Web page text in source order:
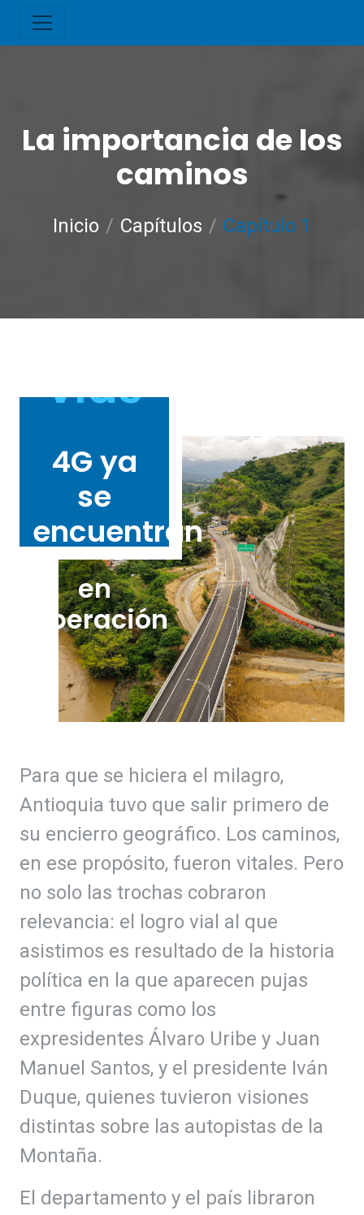
La importancia de los
caminos
Inicio Capítulos Capítulo 1
3
vías
4G ya
se
encuentran
en
operación
Para que se hiciera el milagro,
Antioquia tuvo que salir primero de
su encierro geográfico. Los caminos,
en ese propósito, fueron vitales. Pero
no solo las trochas cobraron
relevancia: el logro vial al que
asistimos es resultado de la historia
política en la que aparecen pujas
entre figuras como los
expresidentes Álvaro Uribe y Juan
Manuel Santos, y el presidente Iván
Duque, quienes tuvieron visiones
distintas sobre las autopistas de la
Montaña.
El departamento y el país libraron